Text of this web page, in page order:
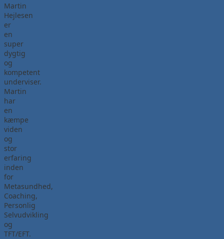
Martin
Hejlesen
er
en
super
dygtig
og
kompetent
underviser.
Martin
har
en
kæmpe
viden
og
stor
erfaring
inden
for
Metasundhed,
Coaching,
Personlig
Selvudvikling
og
TFT/EFT.